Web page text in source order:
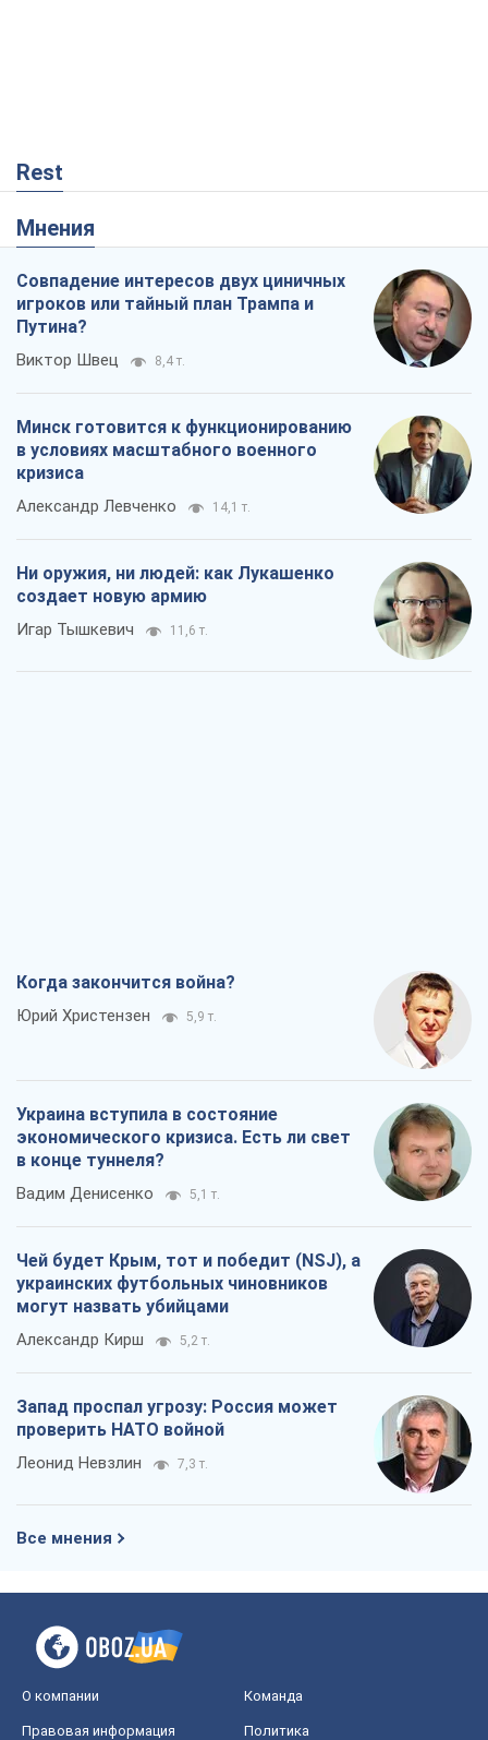
Rest
Мнения
Совпадение интересов двух циничных
игроков или тайный план Трампа и
Путина?
Виктор Швец 8,4 т.
Минск готовится к функционированию
в условиях масштабного военного
кризиса
Александр Левченко 14,1 т.
Ни оружия, ни людей: как Лукашенко
создает новую армию
Игар Тышкевич 11,6 т.
Когда закончится война?
Юрий Христензен 5,9 т.
Украина вступила в состояние
экономического кризиса. Есть ли свет
в конце туннеля?
Вадим Денисенко 5,1 т.
Чей будет Крым, тот и победит (NSJ), а
украинских футбольных чиновников
могут назвать убийцами
Александр Кирш 5,2 т.
Запад проспал угрозу: Россия может
проверить НАТО войной
Леонид Невзлин 7,3 т.
Все мнения
О компании Команда
Правовая информация
Политика